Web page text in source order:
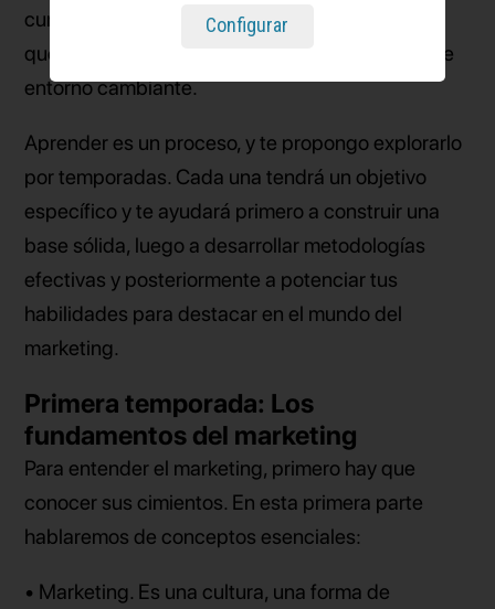
cumplen hoy y seguirán vigentes en el futuro, y
que te ayudarán a moverte con confianza en ese
entorno cambiante.
Aprender es un proceso, y te propongo explorarlo
por temporadas. Cada una tendrá un objetivo
específico y te ayudará primero a construir una
base sólida, luego a desarrollar metodologías
efectivas y posteriormente a potenciar tus
habilidades para destacar en el mundo del
marketing.
Primera temporada: Los
fundamentos del marketing
Para entender el marketing, primero hay que
conocer sus cimientos. En esta primera parte
hablaremos de conceptos esenciales:
• Marketing. Es una cultura, una forma de
Configurar